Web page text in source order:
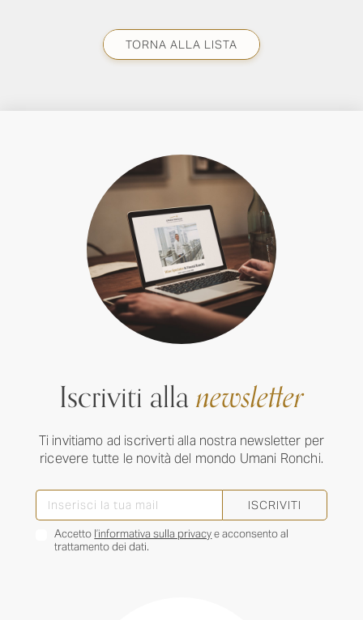
TORNA ALLA LISTA
Iscriviti allanewsletter
Ti invitiamo ad iscriverti alla nostra newsletter per
ricevere tutte le novità del mondo Umani Ronchi.
ISCRIVITI
Accetto l’informativa sulla privacye acconsento al
trattamento dei dati.